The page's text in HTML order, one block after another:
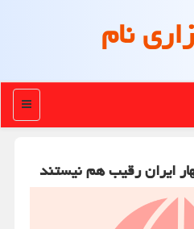
نام
منو
ایران رقیب هم نیستند